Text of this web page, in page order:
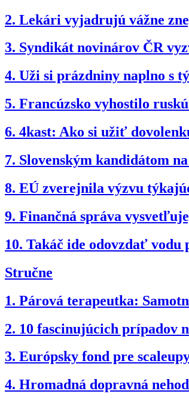
2. Lekári vyjadrujú vážne
3. Syndikát novinárov ČR
4. Uži si prázdniny naplno s
5. Francúzsko vyhostilo
6. 4kast: Ako si užiť
7. Slovenským kandidátom
8. EÚ zverejnila výzvu
9. Finančná správa
10. Takáč ide odovzdať
Stručne
1. Párová terapeutka:
2. 10 fascinujúcich prípadov
3. Európsky fond pre
4. Hromadná dopravná